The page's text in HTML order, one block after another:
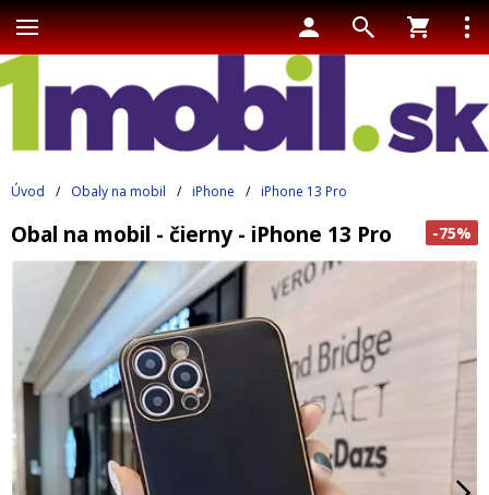
Úvod / Obaly na mobil / iPhone / iPhone 13 Pro
-75%
Obal na mobil - čierny - iPhone 13 Pro